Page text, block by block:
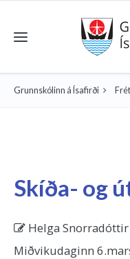
Toggle navigation
Grunnskólinn á Ísafirði
Skíða- og
Helga Snorradóttir
Miðvikudaginn